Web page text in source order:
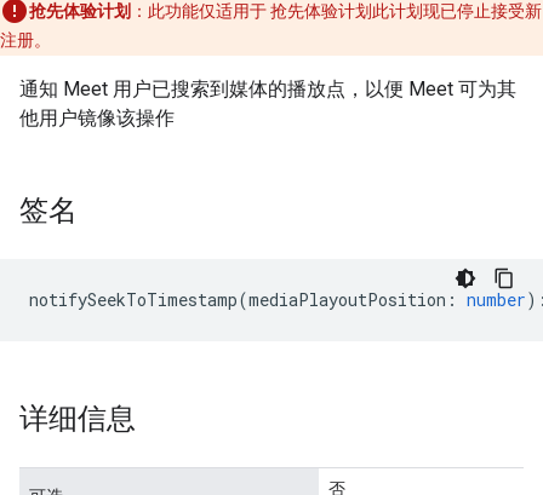
抢先体验计划 ：此功能仅适用于 抢先体验计划此计划现已停止接受新
注册。
通知 Meet 用户已搜索到媒体的播放点，以便 Meet 可为其
他用户镜像该操作
签名
notifySeekToTimestamp(mediaPlayoutPosition : number)
详细信息
否